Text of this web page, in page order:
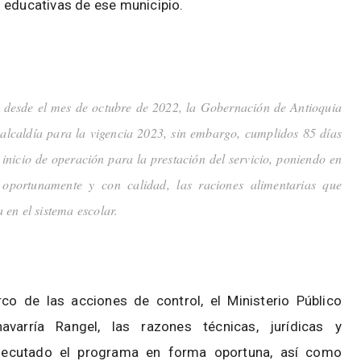
de ese municipio.
el mes de octubre de 2022, la Gobernación de Antioquia
para la vigencia 2023, sin embargo, cumplidos 85 días
de operación para la prestación del servicio, poniendo en
y con calidad, las raciones alimentarias que
el sistema escolar.
de las acciones de control, el Ministerio Público
Rangel, las razones técnicas, jurídicas y
el programa en forma oportuna, así como